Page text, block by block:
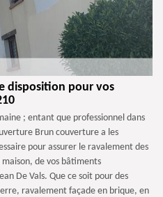
disposition pour vos
; entant que professionnel dans
Brun couverture a les
pour assurer le ravalement des
de vos bâtiments
De Vals. Que ce soit pour des
ravalement façade en brique, en